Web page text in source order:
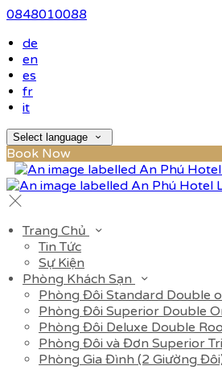
0848010088
de
en
es
fr
it
Select language
Book Now
Trang Chủ
Tin Tức
Sự Kiện
Phòng Khách Sạn
Phòng Đôi Standard Double
Phòng Đôi Superior Double
Phòng Đôi Deluxe Double
Phòng Đôi và Đơn Superior
Phòng Gia Đình (2 Giường